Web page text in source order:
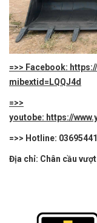
=>> Facebook:
mibextid=LQQJ4d
=>>
youtobe: https://
=>> Hotline:
Địa chỉ: Chân cầu